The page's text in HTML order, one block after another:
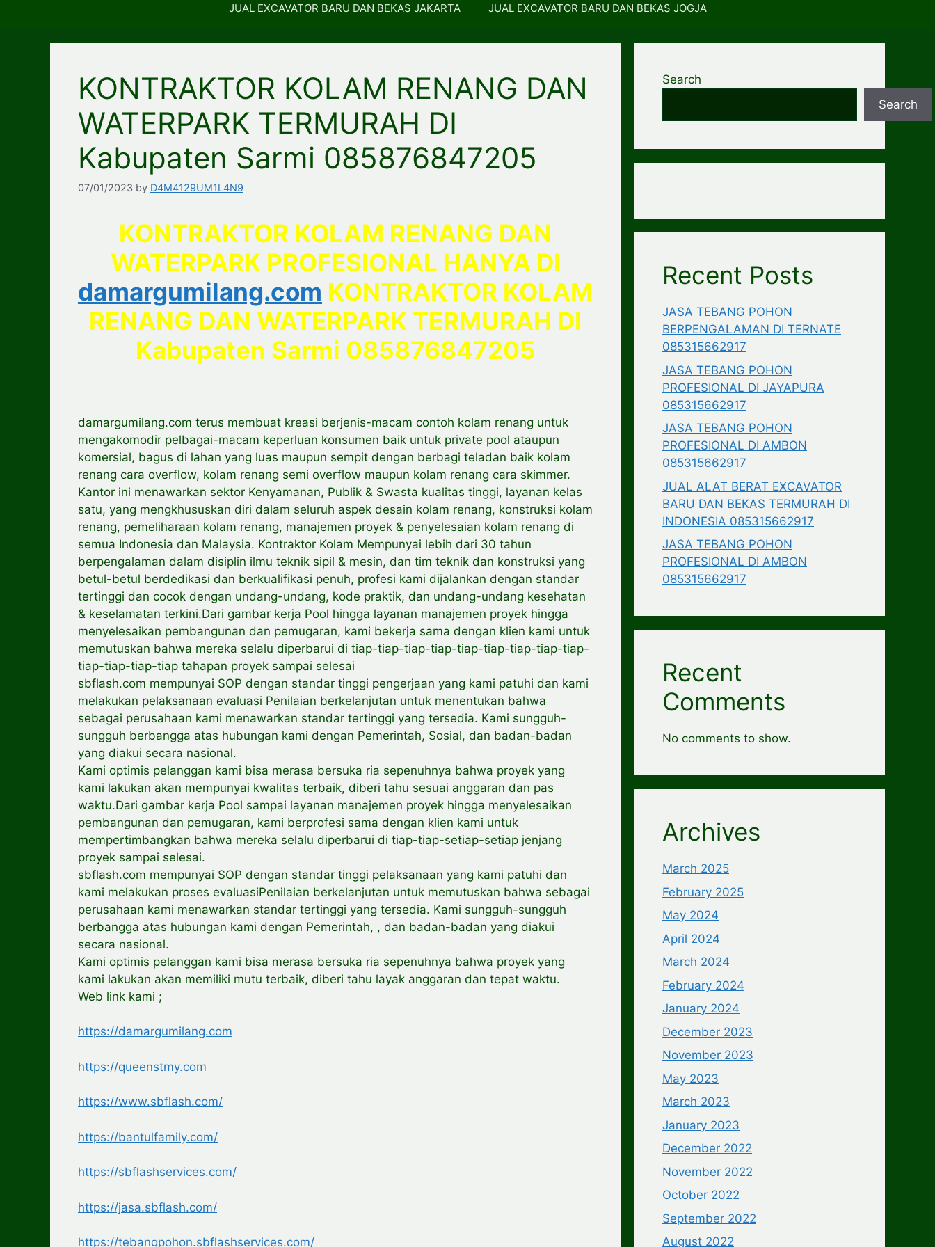
JUAL EXCAVATOR BARU DAN BEKAS JAKARTA JUAL EXCAVATOR BARU DAN BEKAS JOGJA
KONTRAKTOR KOLAM RENANG DAN
WATERPARK TERMURAH DI
Kabupaten Sarmi 085876847205
07/01/2023 by D4M4129UM1L4N9
KONTRAKTOR KOLAM RENANG DAN
WATERPARK PROFESIONAL HANYA DI
damargumilang.com KONTRAKTOR KOLAM
RENANG DAN WATERPARK TERMURAH DI
Kabupaten Sarmi 085876847205
damargumilang.com terus membuat kreasi berjenis-macam contoh kolam renang untuk
mengakomodir pelbagai-macam keperluan konsumen baik untuk private pool ataupun
komersial, bagus di lahan yang luas maupun sempit dengan berbagi teladan baik kolam
renang cara overflow, kolam renang semi overflow maupun kolam renang cara skimmer.
Kantor ini menawarkan sektor Kenyamanan, Publik & Swasta kualitas tinggi, layanan kelas
satu, yang mengkhususkan diri dalam seluruh aspek desain kolam renang, konstruksi kolam
renang, pemeliharaan kolam renang, manajemen proyek & penyelesaian kolam renang di
semua Indonesia dan Malaysia. Kontraktor Kolam Mempunyai lebih dari 30 tahun
berpengalaman dalam disiplin ilmu teknik sipil & mesin, dan tim teknik dan konstruksi yang
betul-betul berdedikasi dan berkualifikasi penuh, profesi kami dijalankan dengan standar
tertinggi dan cocok dengan undang-undang, kode praktik, dan undang-undang kesehatan
& keselamatan terkini.Dari gambar kerja Pool hingga layanan manajemen proyek hingga
menyelesaikan pembangunan dan pemugaran, kami bekerja sama dengan klien kami untuk
memutuskan bahwa mereka selalu diperbarui di tiap-tiap-tiap-tiap-tiap-tiap-tiap-tiap-tiap-
tiap-tiap-tiap-tiap tahapan proyek sampai selesai
sbflash.com mempunyai SOP dengan standar tinggi pengerjaan yang kami patuhi dan kami
melakukan pelaksanaan evaluasi Penilaian berkelanjutan untuk menentukan bahwa
sebagai perusahaan kami menawarkan standar tertinggi yang tersedia. Kami sungguh-
sungguh berbangga atas hubungan kami dengan Pemerintah, Sosial, dan badan-badan
yang diakui secara nasional.
Kami optimis pelanggan kami bisa merasa bersuka ria sepenuhnya bahwa proyek yang
kami lakukan akan mempunyai kwalitas terbaik, diberi tahu sesuai anggaran dan pas
waktu.Dari gambar kerja Pool sampai layanan manajemen proyek hingga menyelesaikan
pembangunan dan pemugaran, kami berprofesi sama dengan klien kami untuk
mempertimbangkan bahwa mereka selalu diperbarui di tiap-tiap-setiap-setiap jenjang
proyek sampai selesai.
sbflash.com mempunyai SOP dengan standar tinggi pelaksanaan yang kami patuhi dan
kami melakukan proses evaluasiPenilaian berkelanjutan untuk memutuskan bahwa sebagai
perusahaan kami menawarkan standar tertinggi yang tersedia. Kami sungguh-sungguh
berbangga atas hubungan kami dengan Pemerintah, , dan badan-badan yang diakui
secara nasional.
Kami optimis pelanggan kami bisa merasa bersuka ria sepenuhnya bahwa proyek yang
kami lakukan akan memiliki mutu terbaik, diberi tahu layak anggaran dan tepat waktu.
Web link kami ;
https://damargumilang.com
https://queenstmy.com
https://www.sbflash.com/
https://bantulfamily.com/
https://sbflashservices.com/
https://jasa.sbflash.com/
https://tebangpohon.sbflashservices.com/
Search
Search
Recent Posts
JASA TEBANG POHON
BERPENGALAMAN DI TERNATE
085315662917
JASA TEBANG POHON
PROFESIONAL DI JAYAPURA
085315662917
JASA TEBANG POHON
PROFESIONAL DI AMBON
085315662917
JUAL ALAT BERAT EXCAVATOR
BARU DAN BEKAS TERMURAH DI
INDONESIA 085315662917
JASA TEBANG POHON
PROFESIONAL DI AMBON
085315662917
Recent
Comments
No comments to show.
Archives
March 2025
February 2025
May 2024
April 2024
March 2024
February 2024
January 2024
December 2023
November 2023
May 2023
March 2023
January 2023
December 2022
November 2022
October 2022
September 2022
August 2022